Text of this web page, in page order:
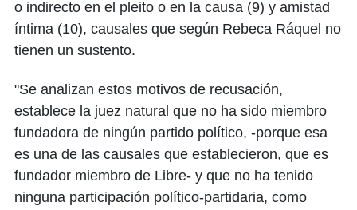
o indirecto en el pleito o en la causa (9) y amistad
íntima (10), causales que según Rebeca Ráquel no
tienen un sustento.
"Se analizan estos motivos de recusación,
establece la juez natural que no ha sido miembro
fundadora de ningún partido político, -porque esa
es una de las causales que establecieron, que es
fundador miembro de Libre- y que no ha tenido
ninguna participación político-partidaria, como